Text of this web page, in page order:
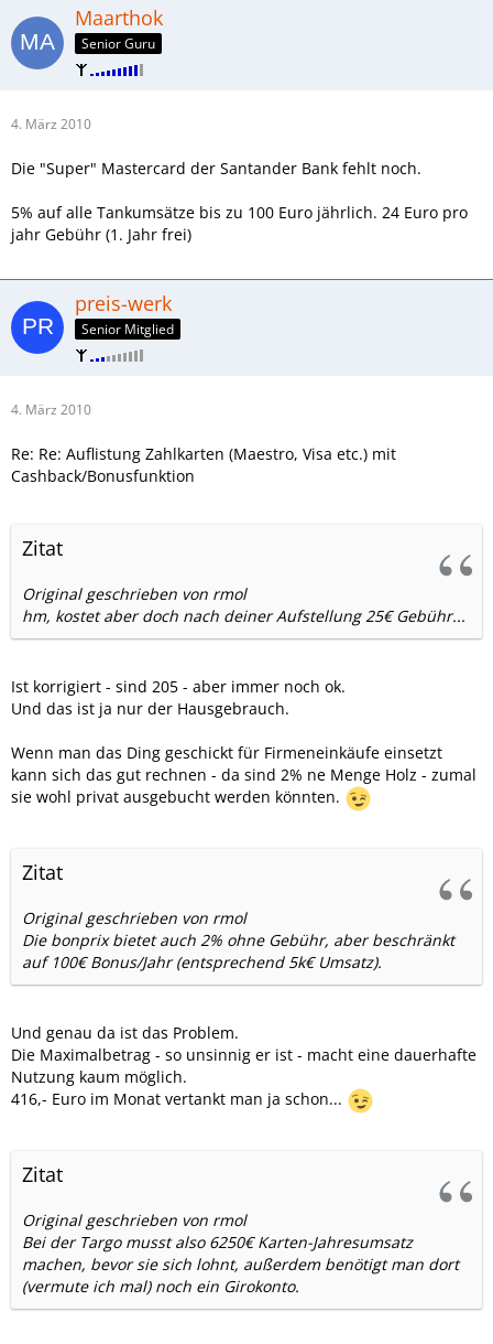
Maarthok
Senior Guru
4. März 2010
Die "Super" Mastercard der Santander Bank fehlt noch.
5% auf alle Tankumsätze bis zu 100 Euro jährlich. 24 Euro pro
jahr Gebühr (1. Jahr frei)
preis-werk
Senior Mitglied
4. März 2010
Re: Re: Auflistung Zahlkarten (Maestro, Visa etc.) mit
Cashback/Bonusfunktion
Zitat
Original geschrieben von rmol
hm, kostet aber doch nach deiner Aufstellung 25€ Gebühr...
Ist korrigiert - sind 205 - aber immer noch ok.
Und das ist ja nur der Hausgebrauch.
Wenn man das Ding geschickt für Firmeneinkäufe einsetzt
kann sich das gut rechnen - da sind 2% ne Menge Holz - zumal
sie wohl privat ausgebucht werden könnten.
Zitat
Original geschrieben von rmol
Die bonprix bietet auch 2% ohne Gebühr, aber beschränkt
auf 100€ Bonus/Jahr (entsprechend 5k€ Umsatz).
Und genau da ist das Problem.
Die Maximalbetrag - so unsinnig er ist - macht eine dauerhafte
Nutzung kaum möglich.
416,- Euro im Monat vertankt man ja schon...
Zitat
Original geschrieben von rmol
Bei der Targo musst also 6250€ Karten-Jahresumsatz
machen, bevor sie sich lohnt, außerdem benötigt man dort
(vermute ich mal) noch ein Girokonto.